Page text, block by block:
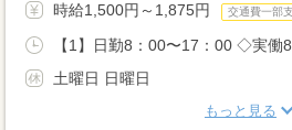
時給1,500円～1,875円 交通費一部
【1】日勤8：00〜17：00 ◇実働8
土曜日 日曜日
もっと見る